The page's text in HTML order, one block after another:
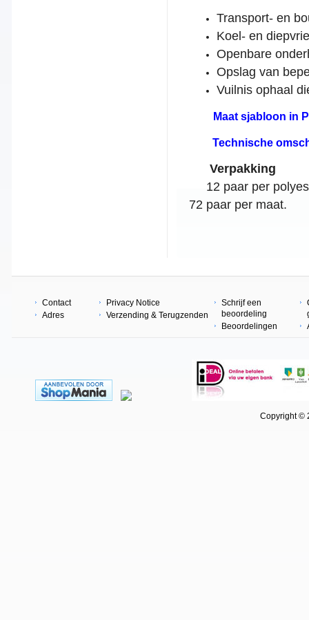
Transport- en
Koel- en
Openbare
Opslag van
Vuilnis ophaal
Maat sjabloon in
Technische
Verpakking
12 paar per
72 paar per maat.
Contact
Adres
Privacy Notice
Verzending & Terugzenden
Schrijf een
beoordeling
Beoordelingen
Copyright ©